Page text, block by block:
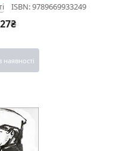
ISBN: 9789669933249
наявності